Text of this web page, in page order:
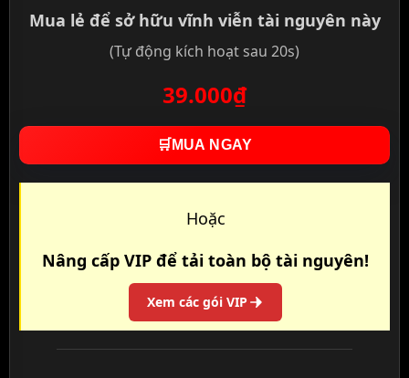
Mua lẻ để sở hữu vĩnh viễn tài nguyên này
(Tự động kích hoạt sau 20s)
39.000₫
🛒 MUA NGAY
Hoặc
Nâng cấp VIP để tải toàn bộ tài nguyên!
Xem các gói VIP